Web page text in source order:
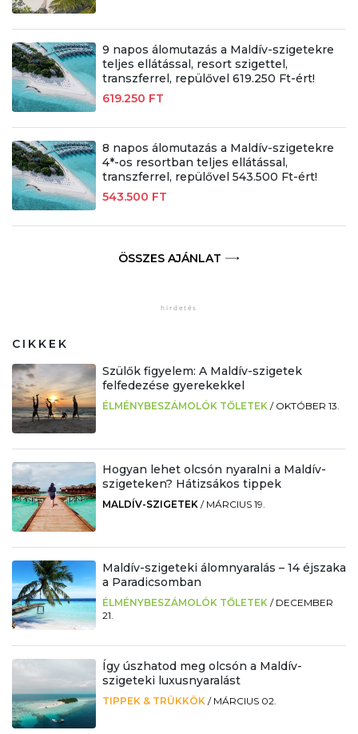
9 napos álomutazás a Maldív-szigetekre
teljes ellátással, resort szigettel,
transzferrel, repülővel 619.250 Ft-ért!
619.250 FT
8 napos álomutazás a Maldív-szigetekre
4*-os resortban teljes ellátással,
transzferrel, repülővel 543.500 Ft-ért!
543.500 FT
ÖSSZES AJÁNLAT
CIKKEK
Szülők figyelem: A Maldív-szigetek
felfedezése gyerekekkel
ÉLMÉNYBESZÁMOLÓK TŐLETEK / OKTÓBER 13.
Hogyan lehet olcsón nyaralni a Maldív-
szigeteken? Hátizsákos tippek
MALDÍV-SZIGETEK / MÁRCIUS 19.
Maldív-szigeteki álomnyaralás – 14 éjszaka
a Paradicsomban
ÉLMÉNYBESZÁMOLÓK TŐLETEK / DECEMBER
21.
Így úszhatod meg olcsón a Maldív-
szigeteki luxusnyaralást
TIPPEK & TRÜKKÖK / MÁRCIUS 02.